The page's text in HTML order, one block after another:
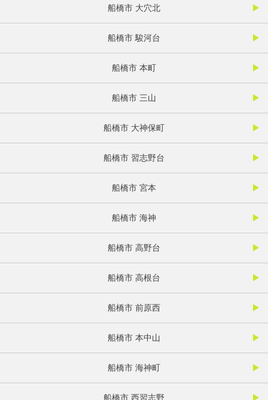
船橋市 大穴北
船橋市 駿河台
船橋市 本町
船橋市 三山
船橋市 大神保町
船橋市 習志野台
船橋市 宮本
船橋市 海神
船橋市 高野台
船橋市 高根台
船橋市 前原西
船橋市 本中山
船橋市 海神町
船橋市 西習志野